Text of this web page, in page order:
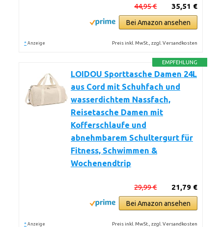
35,51 €
44,95 €
Bei Amazon ansehen
* Anzeige Preis inkl. MwSt., zzgl. Versandkosten
EMPFEHLUNG
LOIDOU Sporttasche Damen 24L
aus Cord mit Schuhfach und
wasserdichtem Nassfach,
Reisetasche Damen mit
Kofferschlaufe und
abnehmbarem Schultergurt für
Fitness, Schwimmen &
Wochenendtrip
21,79 €
29,99 €
Bei Amazon ansehen
* Anzeige Preis inkl. MwSt., zzgl. Versandkosten